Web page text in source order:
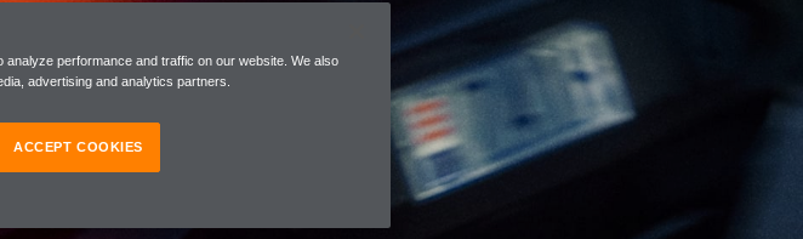
performance and traffic on our website. We also
advertising and analytics partners.
ACCEPT COOKIES